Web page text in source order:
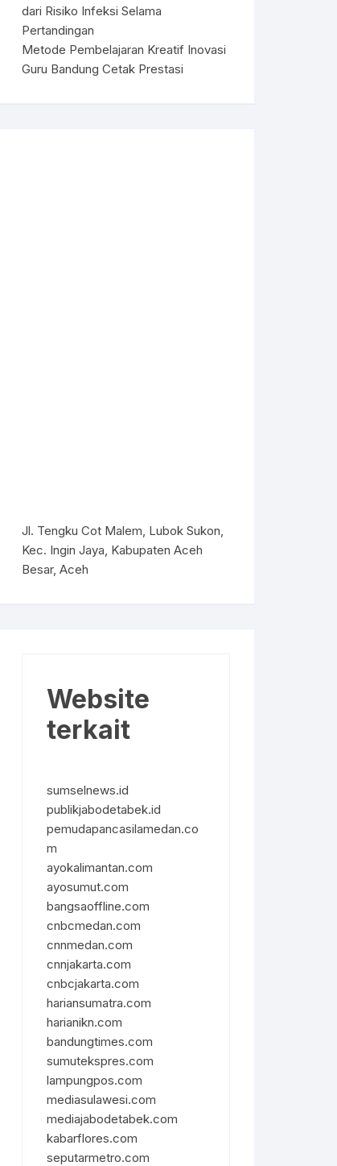
dari Risiko Infeksi Selama
Pertandingan
Metode Pembelajaran Kreatif Inovasi
Guru Bandung Cetak Prestasi
Jl. Tengku Cot Malem, Lubok Sukon,
Kec. Ingin Jaya, Kabupaten Aceh
Besar, Aceh
Website
terkait
sumselnews.id
publikjabodetabek.id
pemudapancasilamedan.co
m
ayokalimantan.com
ayosumut.com
bangsaoffline.com
cnbcmedan.com
cnnmedan.com
cnnjakarta.com
cnbcjakarta.com
hariansumatra.com
harianikn.com
bandungtimes.com
sumutekspres.com
lampungpos.com
mediasulawesi.com
mediajabodetabek.com
kabarflores.com
seputarmetro.com